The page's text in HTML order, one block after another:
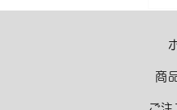
商